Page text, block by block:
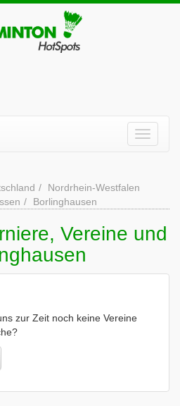
Nordrhein-Westfalen
Borlinghausen
Vereine und
zur Zeit noch keine Vereine